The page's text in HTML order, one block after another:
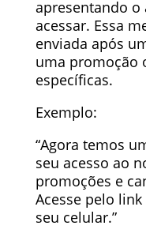
apresentando o
acessar. Essa
enviada após
uma promoção
específicas.
Exemplo:
“Agora temos
seu acesso ao
promoções e
Acesse pelo
seu celular.”